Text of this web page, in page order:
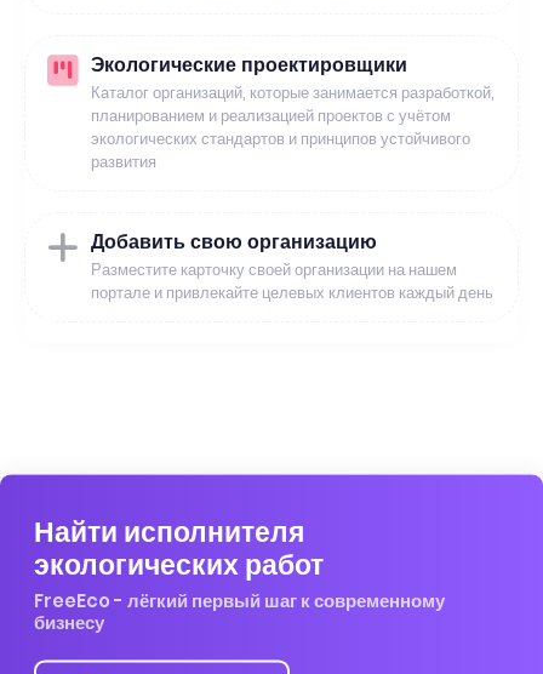
Экологические проектировщики
Каталог организаций, которые занимается разработкой,
планированием и реализацией проектов с учётом
экологических стандартов и принципов устойчивого
развития
Добавить свою организацию
Разместите карточку своей организации на нашем
портале и привлекайте целевых клиентов каждый день
Найти исполнителя
экологических работ
FreeEco - лёгкий первый шаг к современному
бизнесу